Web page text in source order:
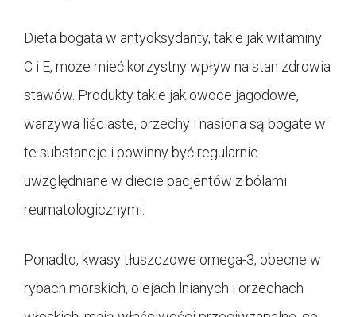
Dieta bogata w antyoksydanty, takie jak witaminy
C i E, może mieć korzystny wpływ na stan zdrowia
stawów. Produkty takie jak owoce jagodowe,
warzywa liściaste, orzechy i nasiona są bogate w
te substancje i powinny być regularnie
uwzględniane w diecie pacjentów z bólami
reumatologicznymi.
Ponadto, kwasy tłuszczowe omega-3, obecne w
rybach morskich, olejach lnianych i orzechach